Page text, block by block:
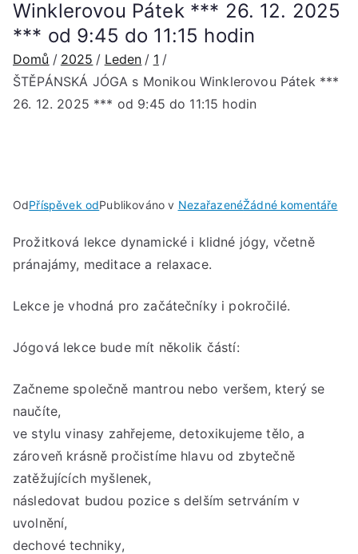
Winklerovou Pátek *** 26. 12. 2025
*** od 9:45 do 11:15 hodin
Domů 2025 Leden
1
ŠTĚPÁNSKÁ JÓGA s Monikou Winklerovou Pátek ***
26. 12. 2025 *** od 9:45 do 11:15 hodin
OdPříspěvek odPublikováno v NezařazenéŽádné komentářeu
Prožitková lekce dynamické i klidné jógy, včetně
pránajámy, meditace a relaxace.
Lekce je vhodná pro začátečníky i pokročilé.
Jógová lekce bude mít několik částí:
Začneme společně mantrou nebo veršem, který se
naučíte,
ve stylu vinasy zahřejeme, detoxikujeme tělo, a
zároveň krásně pročistíme hlavu od zbytečně
zatěžujících myšlenek,
následovat budou pozice s delším setrváním v
uvolnění,
dechové techniky,